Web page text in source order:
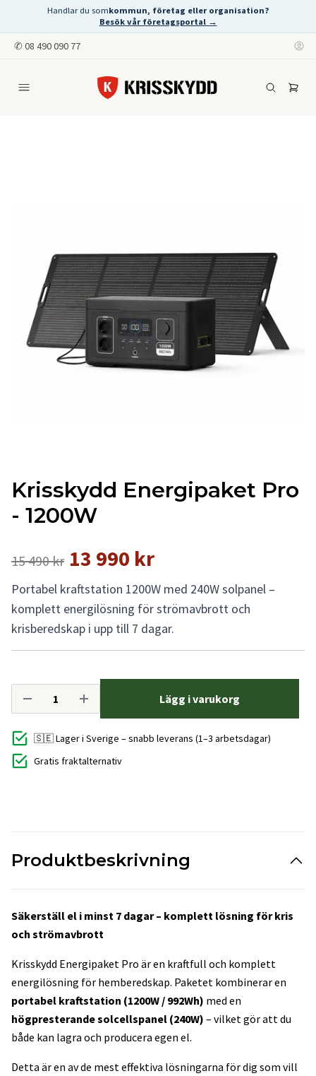
Handlar du somkommun, företag eller organisation?
Besök vår företagsportal →
✆ 08 490 090 77
Krisskydd Energipaket Pro
- 1200W
15 490 kr 13 990 kr
Portabel kraftstation 1200W med 240W solpanel –
komplett energilösning för strömavbrott och
krisberedskap i upp till 7 dagar.
Lägg i varukorg
🇸🇪 Lager i Sverige – snabb leverans (1–3 arbetsdagar)
Gratis fraktalternativ
Produktbeskrivning
Säkerställ el i minst 7 dagar – komplett lösning för kris
och strömavbrott
Krisskydd Energipaket Pro är en kraftfull och komplett
energilösning för hemberedskap. Paketet kombinerar en
portabel kraftstation (1200W / 992Wh) med en
högpresterande solcellspanel (240W) – vilket gör att du
både kan lagra och producera egen el.
Detta är en av de mest effektiva lösningarna för dig som vill